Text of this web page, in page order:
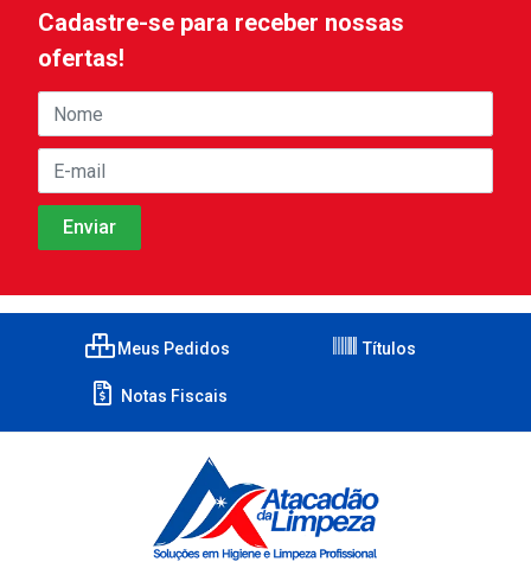
Cadastre-se para receber nossas
ofertas!
Meus Pedidos Títulos
Notas Fiscais